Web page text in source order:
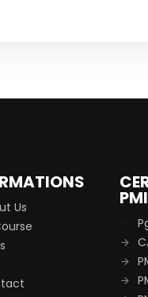
Us
PMI